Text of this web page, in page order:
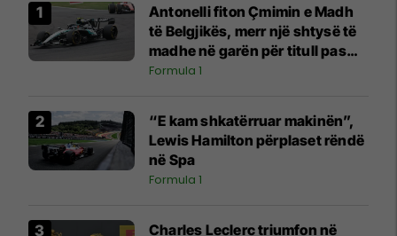
Antonelli fiton Çmimin e Madh
të Belgjikës, merr një shtysë të
madhe në garën për titull pas
aksidentit të Russellit
Formula 1
“E kam shkatërruar makinën”,
Lewis Hamilton përplaset rëndë
në Spa
Formula 1
Charles Leclerc triumfon në